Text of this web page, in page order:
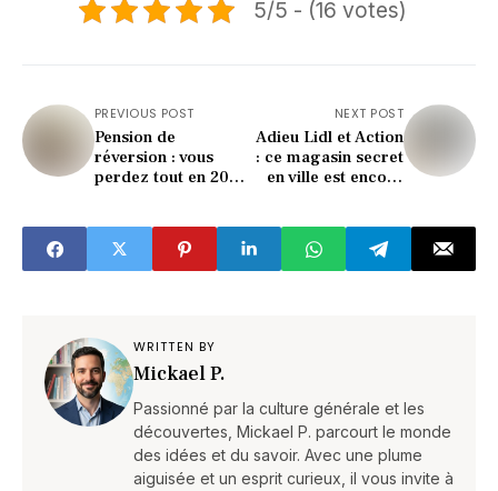
5/5 - (16 votes)
PREVIOUS POST
Pension de
réversion : vous
perdez tout en 2026
NEXT POST
Adieu Lidl et Action
: ce magasin secret
en ville est encore
WRITTEN BY
Mickael P.
Passionné par la culture générale et les
découvertes, Mickael P. parcourt le monde
des idées et du savoir. Avec une plume
aiguisée et un esprit curieux, il vous invite à